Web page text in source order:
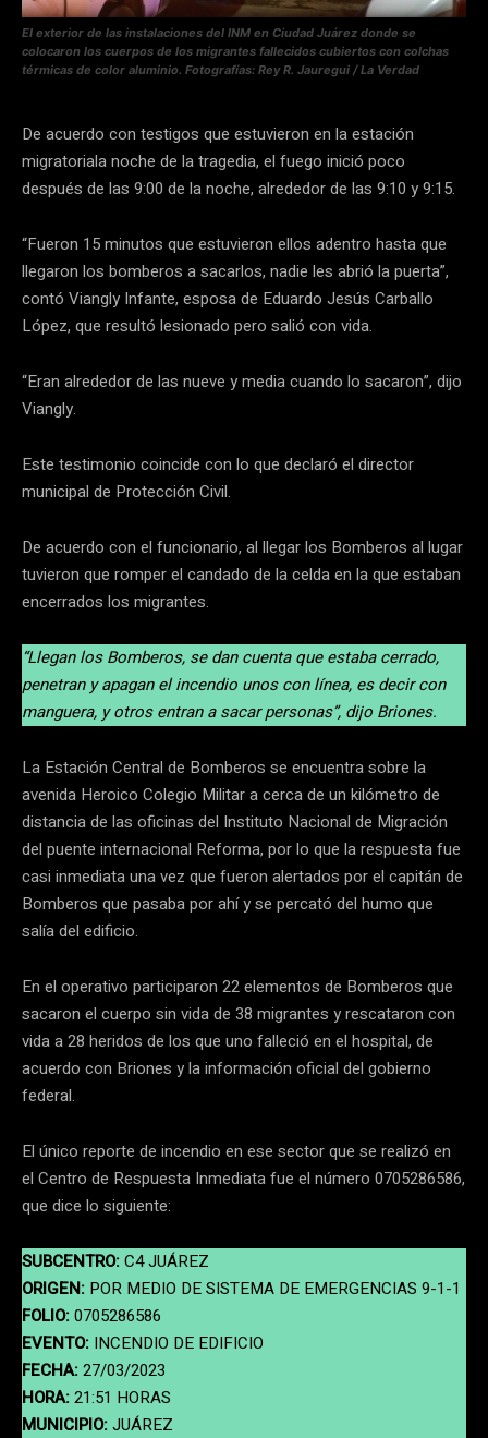
El exterior de las instalaciones del INM en Ciudad Juárez donde se
colocaron los cuerpos de los migrantes fallecidos cubiertos con colchas
térmicas de color aluminio. Fotografías: Rey R. Jauregui / La Verdad
De acuerdo con testigos que estuvieron en la estación
migratoriala noche de la tragedia, el fuego inició poco
después de las 9:00 de la noche, alrededor de las 9:10 y 9:15.
“Fueron 15 minutos que estuvieron ellos adentro hasta que
llegaron los bomberos a sacarlos, nadie les abrió la puerta”,
contó Viangly Infante, esposa de Eduardo Jesús Carballo
López, que resultó lesionado pero salió con vida.
“Eran alrededor de las nueve y media cuando lo sacaron”, dijo
Viangly.
Este testimonio coincide con lo que declaró el director
municipal de Protección Civil.
De acuerdo con el funcionario, al llegar los Bomberos al lugar
tuvieron que romper el candado de la celda en la que estaban
encerrados los migrantes.
“Llegan los Bomberos, se dan cuenta que estaba cerrado,
penetran y apagan el incendio unos con línea, es decir con
manguera, y otros entran a sacar personas”, dijo Briones.
La Estación Central de Bomberos se encuentra sobre la
avenida Heroico Colegio Militar a cerca de un kilómetro de
distancia de las oficinas del Instituto Nacional de Migración
del puente internacional Reforma, por lo que la respuesta fue
casi inmediata una vez que fueron alertados por el capitán de
Bomberos que pasaba por ahí y se percató del humo que
salía del edificio.
En el operativo participaron 22 elementos de Bomberos que
sacaron el cuerpo sin vida de 38 migrantes y rescataron con
vida a 28 heridos de los que uno falleció en el hospital, de
acuerdo con Briones y la información oficial del gobierno
federal.
El único reporte de incendio en ese sector que se realizó en
el Centro de Respuesta Inmediata fue el número 0705286586,
que dice lo siguiente:
SUBCENTRO:C4 JUÁREZ
ORIGEN: POR MEDIO DE SISTEMA DE EMERGENCIAS 9-1-1
FOLIO:0705286586
EVENTO: INCENDIO DE EDIFICIO
FECHA:27/03/2023
HORA:21:51 HORAS
MUNICIPIO:JUÁREZ